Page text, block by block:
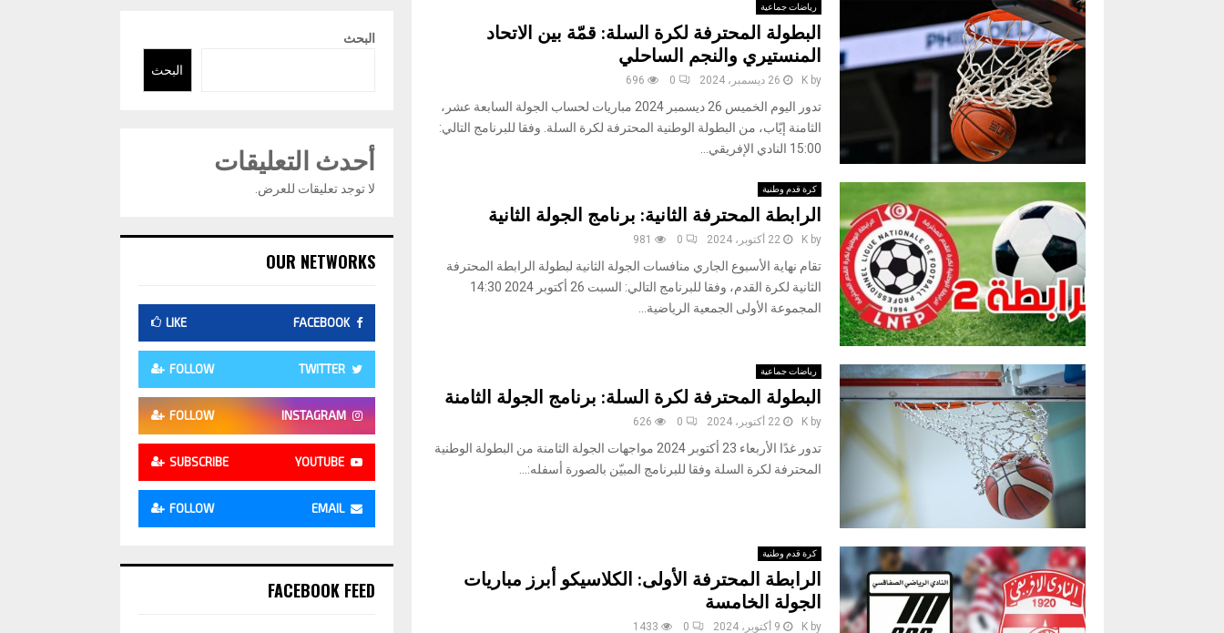
رياضات جماعية
البطولة المحترفة لكرة السلة: قمّة بين الاتحاد
المنستيري والنجم الساحلي
by
K 26 ديسمبر، 2024 0
696
تدور اليوم الخميس 26 ديسمبر 2024 مباريات لحساب الجولة السابعة عشر،
الثامنة إيّاب، من البطولة الوطنية المحترفة لكرة السلة. وفقا للبرنامج التالي:
15:00 النادي الإفريقي...
كرة قدم وطنية
الرابطة المحترفة الثانية: برنامج الجولة الثانية
by
K 22 أكتوبر، 2024 0
981
تقام نهاية الأسبوع الجاري منافسات الجولة الثانية لبطولة الرابطة المحترفة
الثانية لكرة القدم، وفقا للبرنامج التالي: السبت 26 أكتوبر 2024 14:30
المجموعة الأولى الجمعية الرياضية...
رياضات جماعية
البطولة المحترفة لكرة السلة: برنامج الجولة الثامنة
by
K 22 أكتوبر، 2024 0
626
تدور غدًا الأربعاء 23 أكتوبر 2024 مواجهات الجولة الثامنة من البطولة الوطنية
المحترفة لكرة السلة وفقا للبرنامج المبيّن بالصورة أسفله:...
كرة قدم وطنية
الرابطة المحترفة الأولى: الكلاسيكو أبرز مباريات
الجولة الخامسة
by
K 9 أكتوبر، 2024 0
1433
البحث
البحث
أحدث التعليقات
لا توجد تعليقات للعرض.
OUR NETWORKS
FACEBOOK
LIKE
TWITTER
FOLLOW
INSTAGRAM
FOLLOW
YOUTUBE
SUBSCRIBE
EMAIL
FOLLOW
FACEBOOK FEED